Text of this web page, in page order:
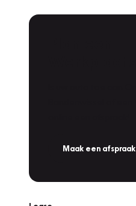
Maak een afspraak